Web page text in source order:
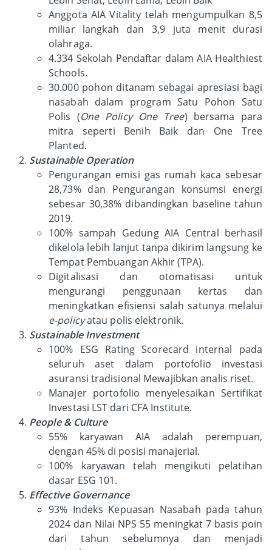
Anggota AIA Vitality telah mengumpulkan 8,5
miliar langkah dan 3,9 juta menit durasi
olahraga.
4.334 Sekolah Pendaftar dalam AIA Healthiest
Schools.
30.000 pohon ditanam sebagai apresiasi bagi
nasabah dalam program Satu Pohon Satu
Polis (One Policy One Tree) bersama para
mitra seperti Benih Baik dan One Tree
Planted.
Sustainable Operation
Pengurangan emisi gas rumah kaca sebesar
28,73% dan Pengurangan konsumsi energi
sebesar 30,38% dibandingkan baseline tahun
2019.
100% sampah Gedung AIA Central berhasil
dikelola lebih lanjut tanpa dikirim langsung ke
Tempat Pembuangan Akhir (TPA).
Digitalisasi dan otomatisasi untuk
mengurangi penggunaan kertas dan
meningkatkan efisiensi salah satunya melalui
e-policyatau polis elektronik.
Sustainable Investment
100% ESG Rating Scorecard internal pada
seluruh aset dalam portofolio investasi
asuransi tradisional Mewajibkan analis riset.
Manajer portofolio menyelesaikan Sertifikat
Investasi LST dari CFA Institute.
People & Culture
55% karyawan AIA adalah perempuan,
dengan 45% di posisi manajerial.
100% karyawan telah mengikuti pelatihan
dasar ESG 101.
Effective Governance
93% Indeks Kepuasan Nasabah pada tahun
2024 dan Nilai NPS 55 meningkat 7 basis poin
dari tahun sebelumnya dan menjadi